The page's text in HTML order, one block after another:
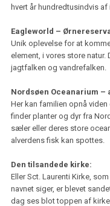
hvert år hundredtusindvis
Eagleworld –
Unik oplevelse for at
element, i vores store natur.
jagtfalken og vandrefalken.
Nordsøen Oceanarium –
Her kan familien opnå
finder planter og dyr fra
sæler eller deres store
alverdens fisk kan spottes.
Den tilsandede kirke:
Eller Sct. Laurenti Kirke,
navnet siger, er blevet
dag ses blot toppen af